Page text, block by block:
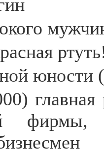
юности
главная